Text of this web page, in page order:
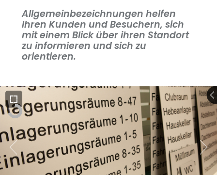
Allgemeinbezeichnungen helfen
Ihren Kunden und Besuchern, sich
mit einem Blick über ihren Standort
zu informieren und sich zu
orientieren.